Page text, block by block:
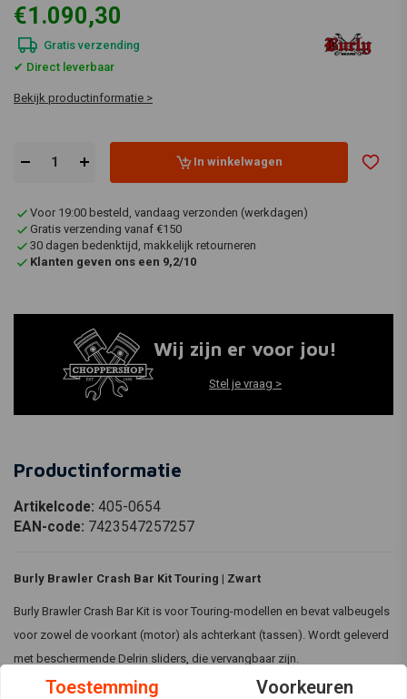
€1.090,30
Gratis verzending
✔ Direct leverbaar
Bekijk productinformatie >
In winkelwagen
Voor 19:00 besteld, vandaag verzonden (werkdagen)
Gratis verzending vanaf €150
30 dagen bedenktijd, makkelijk retourneren
Klanten geven ons een 9,2/10
Wij zijn er voor jou!
Stel je vraag >
Productinformatie
Artikelcode: 405-0654
EAN-code: 7423547257257
Burly Brawler Crash Bar Kit Touring | Zwart
Burly Brawler Crash Bar Kit is voor Touring-modellen en bevat valbeugels
voor zowel de voorkant (motor) als achterkant (tassen). Wordt geleverd
met beschermende Delrin sliders, die vervangbaar zijn.
Specificaties:
Toestemming Voorkeuren